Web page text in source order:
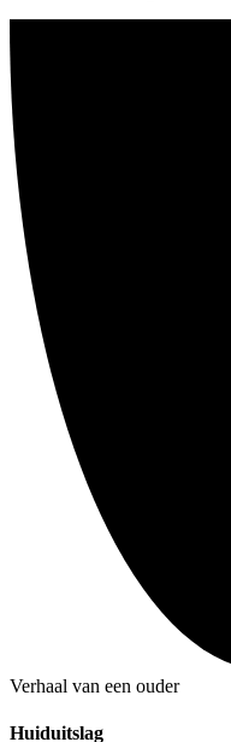
Verhaal van een ouder
Huiduitslag